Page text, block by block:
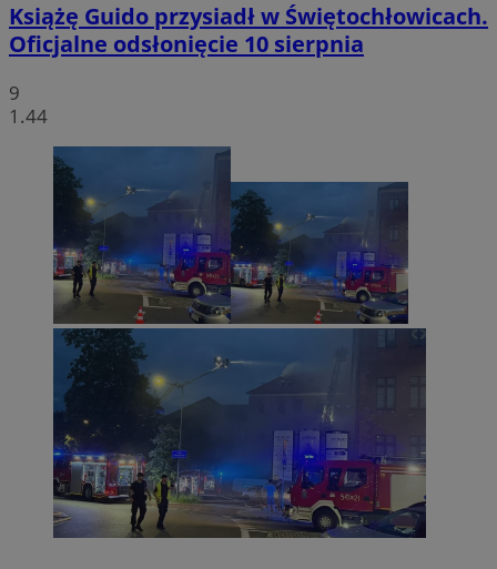
Książę Guido przysiadł w Świętochłowicach.
Oficjalne odsłonięcie 10 sierpnia
9
1.44